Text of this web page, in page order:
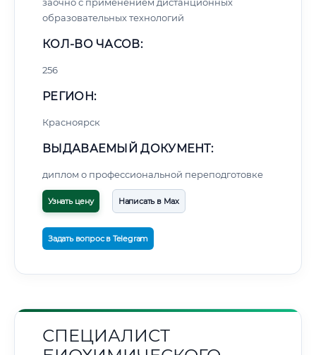
образовательных технологий
КОЛ-ВО ЧАСОВ:
256
РЕГИОН:
Красноярск
ВЫДАВАЕМЫЙ ДОКУМЕНТ:
диплом о профессиональной переподготовке
Узнать цену Написать в Max
Задать вопрос в Telegram
СПЕЦИАЛИСТ